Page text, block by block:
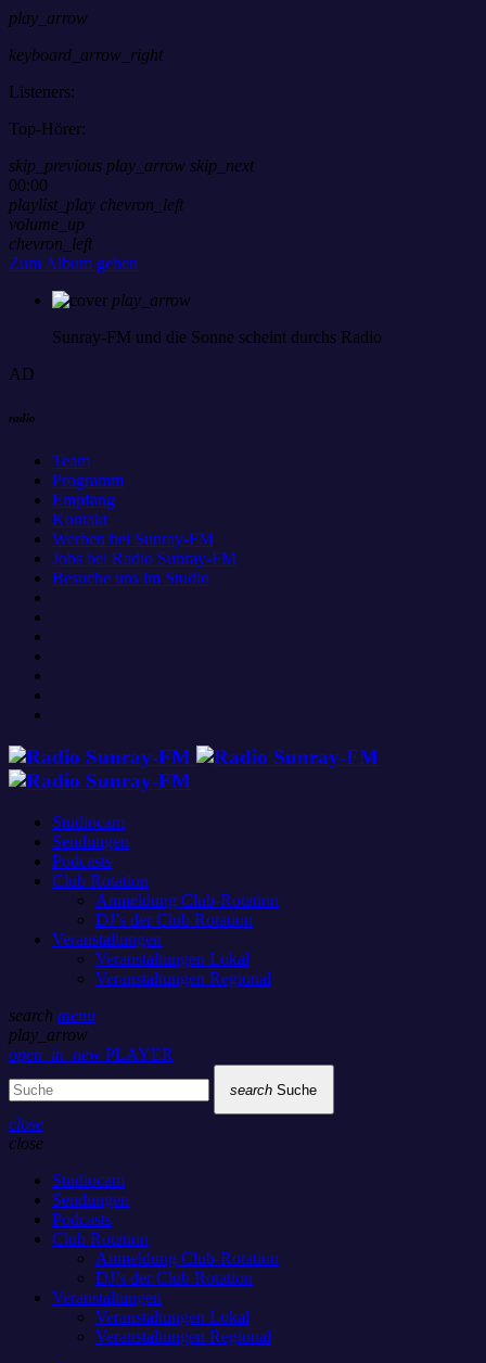
play_arrow
keyboard_arrow_right
Listeners:
Top-Hörer:
skip_previous play_arrow skip_next
00:00
playlist_play chevron_left
volume_up
chevron_left
Zum Album gehen
play_arrow
Sunray-FM und die Sonne scheint durchs Radio
AD
radio
Team
Programm
Empfang
Kontakt
Werben bei Sunray-FM
Jobs bei Radio Sunray-FM
Besuche uns im Studio
Studiocam
Sendungen
Podcasts
Club Rotation
Anmeldung Club-Rotation
DJ’s der Club Rotation
Veranstaltungen
Veranstaltungen Lokal
Veranstaltungen Regional
search menu
play_arrow
open_in_new PLAYER
search Suche
close
close
Studiocam
Sendungen
Podcasts
Club Rotation
Anmeldung Club-Rotation
DJ’s der Club Rotation
Veranstaltungen
Veranstaltungen Lokal
Veranstaltungen Regional